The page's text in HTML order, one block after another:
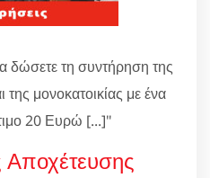
δώσετε τη συντήρηση της
της μονοκατοικίας με ένα
20 Ευρώ [...]"
Αποχέτευσης